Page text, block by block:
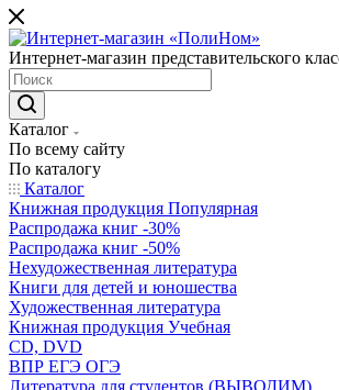
Интернет-магазин представительского
Каталог
По всему сайту
По каталогу
Каталог
Книжная продукция Популярная
Распродажа книг -30%
Распродажа книг -50%
Нехудожественная литература
Книги для детей и юношества
Художественная литература
Книжная продукция Учебная
CD, DVD
ВПР ЕГЭ ОГЭ
Литература для студентов (ВЫВОДИМ)